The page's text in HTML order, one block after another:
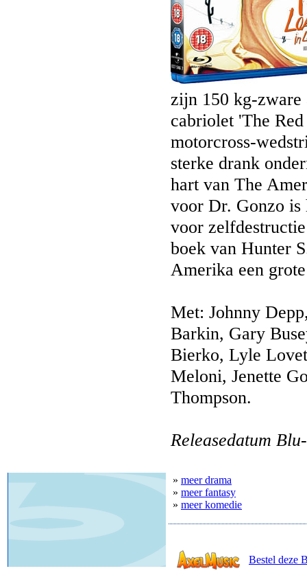
zijn 150 kg-zware
cabriolet 'The
motorcross-
sterke drank
hart van The
voor Dr. Gonzo is
voor
boek van Hunter
Amerika een
Met: Johnny
Barkin, Gary
Bierko, Lyle
Meloni, Jenette
Thompson.
Releasedatum
» meer drama
» meer fantasy
» meer komedie
Bestel deze